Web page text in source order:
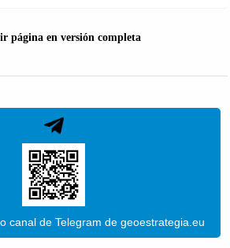
página en versión completa
canal de Telegram de geoestrategia.eu